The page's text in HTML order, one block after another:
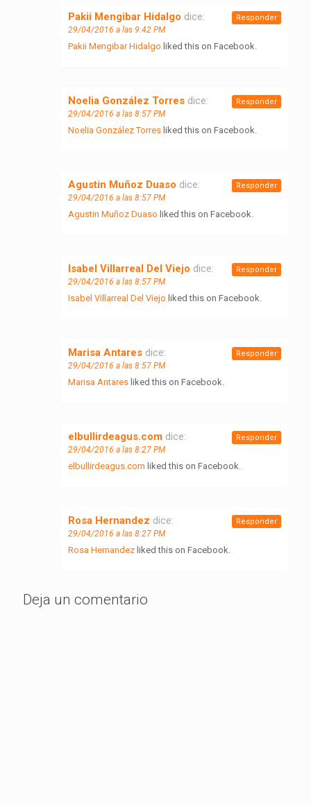
Pakii Mengibar Hidalgo dice:
29/04/2016 a las 9:42 PM
Pakii Mengibar Hidalgo liked this on Facebook.
Responder
Noelia González Torres dice:
29/04/2016 a las 8:57 PM
Noelia González Torres liked this on Facebook.
Responder
Agustin Muñoz Duaso dice:
29/04/2016 a las 8:57 PM
Agustin Muñoz Duaso liked this on Facebook.
Responder
Isabel Villarreal Del Viejo dice:
29/04/2016 a las 8:57 PM
Isabel Villarreal Del Viejo liked this on Facebook.
Responder
Marisa Antares dice:
29/04/2016 a las 8:57 PM
Marisa Antares liked this on Facebook.
Responder
elbullirdeagus.com dice:
29/04/2016 a las 8:27 PM
elbullirdeagus.com liked this on Facebook.
Responder
Rosa Hernandez dice:
29/04/2016 a las 8:27 PM
Rosa Hernandez liked this on Facebook.
Responder
Deja un comentario